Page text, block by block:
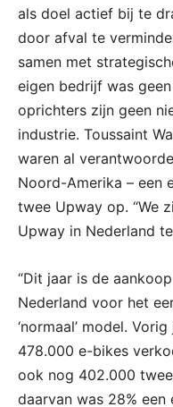
als doel actief bij te
door afval te
samen met
eigen bedrijf was
oprichters zijn geen
industrie. Toussaint
waren al
Noord-Amerika – een
twee Upway op. “We
Upway in Nederland
“Dit jaar is de
Nederland voor het
‘normaal’ model.
478.000 e-bikes
ook nog 402.000
daarvan was 28%